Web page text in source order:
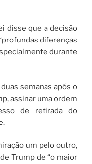
disse que a decisão
diferenças
durante
semanas após o
assinar uma ordem
de retirada do
um pelo outro,
Trump de “o maior